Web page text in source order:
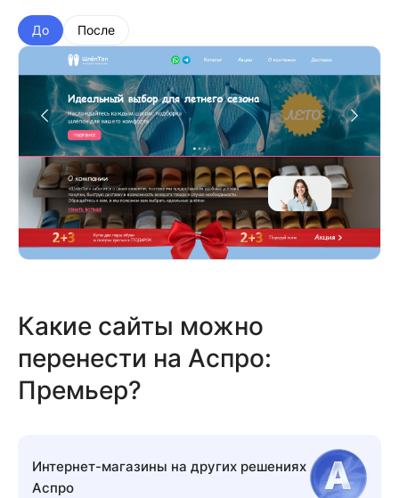
До После
Какие сайты можно
перенести на Аспро:
Премьер?
Интернет-магазины на других решениях
Аспро